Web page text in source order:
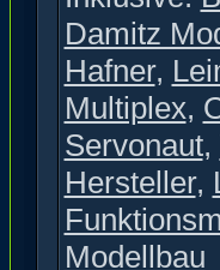
Damitz
Hafner,
Multiplex,
Servonaut,
Hersteller,
Modellbau